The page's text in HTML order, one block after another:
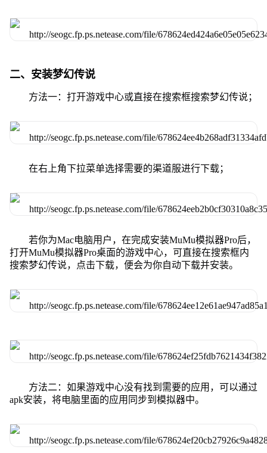
二、安装梦幻传说
方法一：打开游戏中心或直接在搜索框搜索梦幻传说；
在右上角下拉菜单选择需要的渠道服进行下载；
若你为Mac电脑用户，在完成安装MuMu模拟器Pro后，
打开MuMu模拟器Pro桌面的游戏中心，可直接在搜索框内
搜索梦幻传说，点击下载，便会为你自动下载并安装。
方法二：如果游戏中心没有找到需要的应用，可以通过
apk安装，将电脑里面的应用同步到模拟器中。